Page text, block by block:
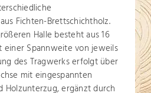
Fichten-Brettschichtholz.
Halle besteht aus 16
einer Spannweite von jeweils
des Tragwerks erfolgt über
mit eingespannten
Holzunterzug, ergänzt durch